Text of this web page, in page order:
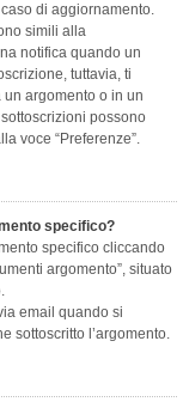
di aggiornamento.
simili alla
notifica quando un
tuttavia, ti
argomento o in un
possono
voce “Preferenze”.
specifico?
specifico cliccando
argomento”, situato
email quando si
sottoscritto l’argomento.